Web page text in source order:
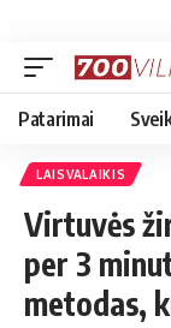
Patarimai
LAISVALAIKIS
Virtuvės
per 3
metodas,